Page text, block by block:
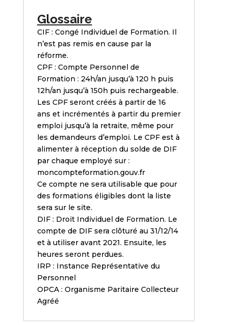
Glossaire
CIF : Congé Individuel de Formation. Il
n’est pas remis en cause par la
réforme.
CPF : Compte Personnel de
Formation : 24h/an jusqu’à 120 h puis
12h/an jusqu’à 150h puis rechargeable.
Les CPF seront créés à partir de 16
ans et incrémentés à partir du premier
emploi jusqu’à la retraite, même pour
les demandeurs d’emploi. Le CPF est à
alimenter à réception du solde de DIF
par chaque employé sur :
moncompteformation.gouv.fr
Ce compte ne sera utilisable que pour
des formations éligibles dont la liste
sera sur le site.
DIF : Droit Individuel de Formation. Le
compte de DIF sera clôturé au 31/12/14
et à utiliser avant 2021. Ensuite, les
heures seront perdues.
IRP : Instance Représentative du
Personnel
OPCA : Organisme Paritaire Collecteur
Agréé